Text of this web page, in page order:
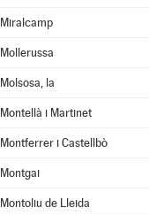
Miralcamp
Mollerussa
Molsosa, la
Montellà i Martinet
Montferrer i Castellbò
Montgai
Montoliu de Lleida